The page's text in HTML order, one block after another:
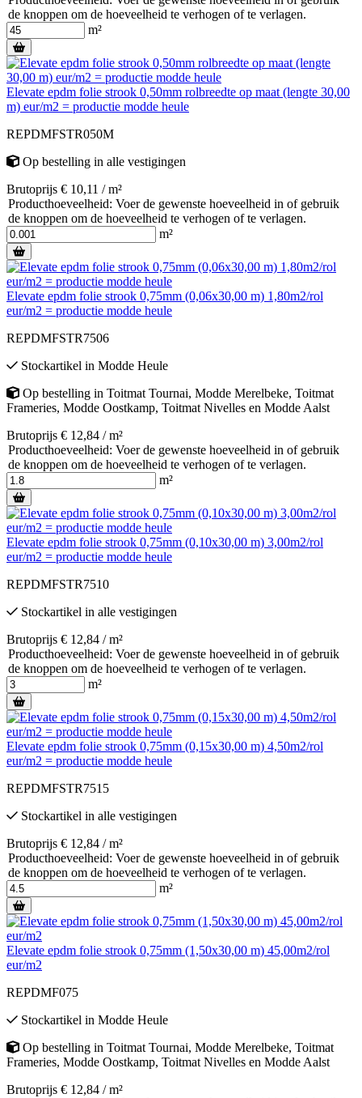
de knoppen om de hoeveelheid te verhogen of te verlagen.
m²
Elevate epdm folie strook 0,50mm rolbreedte op maat (lengte 30,00
m) eur/m2 = productie modde heule
REPDMFSTR050M
Op bestelling in alle vestigingen
Brutoprijs € 10,11 / m²
Producthoeveelheid: Voer de gewenste hoeveelheid in of gebruik
de knoppen om de hoeveelheid te verhogen of te verlagen.
m²
Elevate epdm folie strook 0,75mm (0,06x30,00 m) 1,80m2/rol
eur/m2 = productie modde heule
REPDMFSTR7506
Stockartikel in Modde Heule
Op bestelling in Toitmat Tournai, Modde Merelbeke, Toitmat
Frameries, Modde Oostkamp, Toitmat Nivelles en Modde Aalst
Brutoprijs € 12,84 / m²
Producthoeveelheid: Voer de gewenste hoeveelheid in of gebruik
de knoppen om de hoeveelheid te verhogen of te verlagen.
m²
Elevate epdm folie strook 0,75mm (0,10x30,00 m) 3,00m2/rol
eur/m2 = productie modde heule
REPDMFSTR7510
Stockartikel in alle vestigingen
Brutoprijs € 12,84 / m²
Producthoeveelheid: Voer de gewenste hoeveelheid in of gebruik
de knoppen om de hoeveelheid te verhogen of te verlagen.
m²
Elevate epdm folie strook 0,75mm (0,15x30,00 m) 4,50m2/rol
eur/m2 = productie modde heule
REPDMFSTR7515
Stockartikel in alle vestigingen
Brutoprijs € 12,84 / m²
Producthoeveelheid: Voer de gewenste hoeveelheid in of gebruik
de knoppen om de hoeveelheid te verhogen of te verlagen.
m²
Elevate epdm folie strook 0,75mm (1,50x30,00 m) 45,00m2/rol
eur/m2
REPDMF075
Stockartikel in Modde Heule
Op bestelling in Toitmat Tournai, Modde Merelbeke, Toitmat
Frameries, Modde Oostkamp, Toitmat Nivelles en Modde Aalst
Brutoprijs € 12,84 / m²